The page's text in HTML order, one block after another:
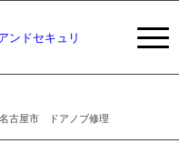
古屋市 ドアノブ修理